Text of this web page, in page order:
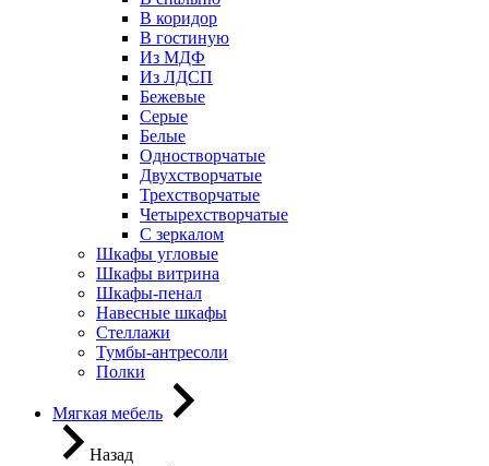
В коридор
В гостиную
Из МДФ
Из ЛДСП
Бежевые
Серые
Белые
Одностворчатые
Двухстворчатые
Трехстворчатые
Четырехстворчатые
С зеркалом
Шкафы угловые
Шкафы витрина
Шкафы-пенал
Навесные шкафы
Стеллажи
Тумбы-антресоли
Полки
Мягкая мебель
Назад